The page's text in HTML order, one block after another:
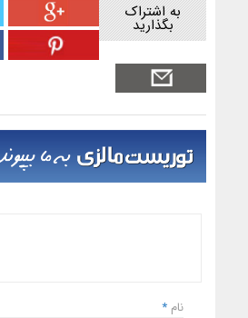
به اشتراک
بگذارید
نام *